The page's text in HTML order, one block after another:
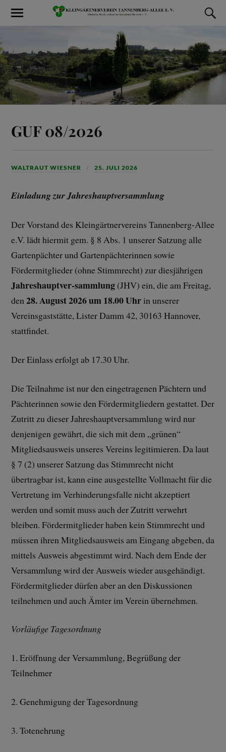
GUF 08/2026
WALTRAUT WIESNER 25. JULI 2026
Einladung zur Jahreshauptversammlung
Der Vorstand des Kleingärtnervereins Tannenberg-Allee
e.V. lädt hiermit gem. § 8 Abs. 1 unserer Satzung alle
Gartenpächter und Gartenpächterinnen sowie
Fördermitglieder (ohne Stimmrecht) zur diesjährigen
Jahreshauptver-sammlung (JHV) ein, die am Freitag,
den28. August 2026 um 18.00 Uhrin unserer
Vereinsgaststätte, Lister Damm 42, 30163 Hannover,
stattfindet.
Der Einlass erfolgt ab 17.30 Uhr.
Die Teilnahme ist nur den eingetragenen Pächtern und
Pächterinnen sowie den Fördermitgliedern gestattet. Der
Zutritt zu dieser Jahreshauptversammlung wird nur
denjenigen gewährt, die sich mit dem „grünen“
Mitgliedsausweis unseres Vereins legitimieren. Da laut
§ 7 (2) unserer Satzung das Stimmrecht nicht
übertragbar ist, kann eine ausgestellte Vollmacht für die
Vertretung im Verhinderungsfalle nicht akzeptiert
werden und somit muss auch der Zutritt verwehrt
bleiben. Fördermitglieder haben kein Stimmrecht und
müssen ihren Mitgliedsausweis am Eingang abgeben, da
mittels Ausweis abgestimmt wird. Nach dem Ende der
Versammlung wird der Ausweis wieder ausgehändigt.
Fördermitglieder dürfen aber an den Diskussionen
teilnehmen und auch Ämter im Verein übernehmen.
Vorläufige Tagesordnung
1. Eröffnung der Versammlung, Begrüßung der
Teilnehmer
2. Genehmigung der Tagesordnung
3. Totenehrung